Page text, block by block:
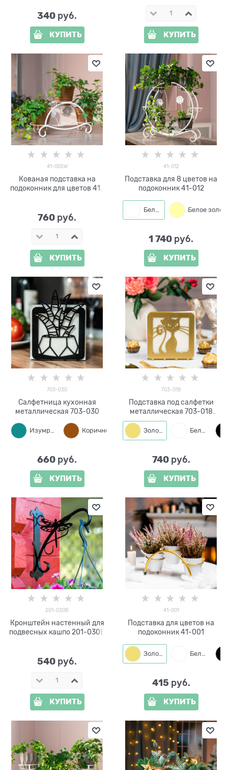
340 руб.
КУПИТЬ КУПИТЬ
41-005W
Кованая подставка на
подоконник для цветов 41-
760 руб.
КУПИТЬ
41-012
Подставка для 8 цветов на
подоконник 41-012
Белый
1 740 руб.
КУПИТЬ
703-030
Салфетница кухонная
металлическая 703-030
Изумруд Белый
660 руб.
КУПИТЬ
703-018
Подставка под салфетки
металлическая 703-018
Кошка
Золото Белый
740 руб.
КУПИТЬ
201-030B
Кронштейн настенный для
подвесных кашпо 201-030B
540 руб.
КУПИТЬ
41-001
Подставка для цветов на
подоконник 41-001
Золото Белый
415 руб.
КУПИТЬ